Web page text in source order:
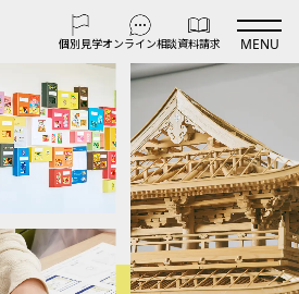
個別見学オンライン相談資料請求 MENU